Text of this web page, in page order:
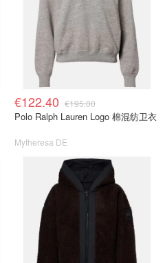
€122.40 €195.00
Polo Ralph Lauren Logo 棉混纺卫衣
Mytheresa DE